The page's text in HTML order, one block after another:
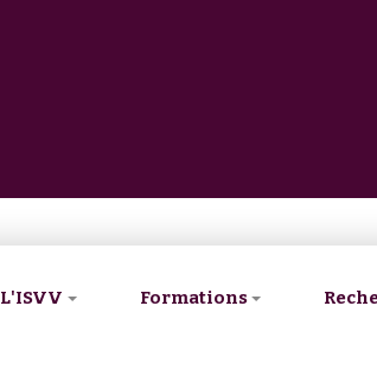
L'ISVV Formations